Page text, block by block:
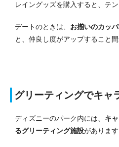
レイングッズを購入すると、テ
デートのときは、 お揃いのカッ
と、仲良し度がアップすること
グリーティングでキャ
ディズニーのパーク内には、 キ
るグリーティング施設があります